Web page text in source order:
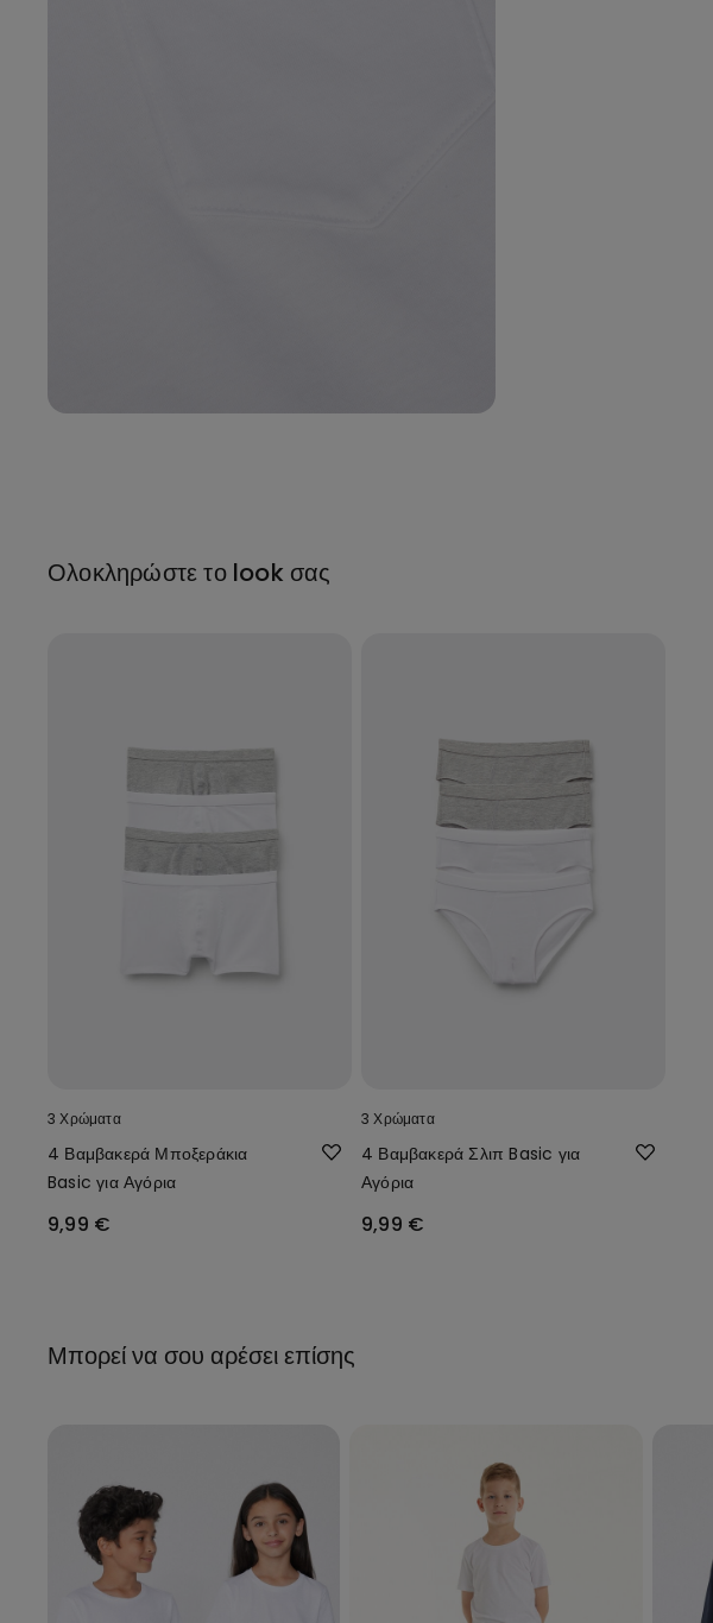
Ολοκληρώστε το look σας
3 Χρώματα
4 Βαμβακερά Μποξεράκια
Basic για Αγόρια
9,99 €
3 Χρώματα
4 Βαμβακερά Σλιπ Basic για
Αγόρια
9,99 €
Μπορεί να σου αρέσει επίσης